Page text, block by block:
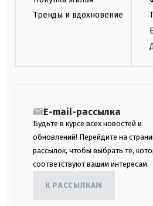
Тренды и вдохновение
E-mail-рассылка
Будьте в курсе всех новостей и
обновлений! Перейдите на
рассылок, чтобы выбрать те,
соответствуют вашим интересам.
К РАССЫЛКАМ